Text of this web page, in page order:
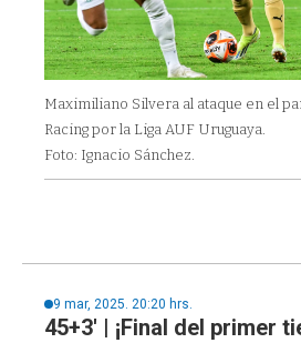
Maximiliano Silvera al ataque en el
Racing por la Liga AUF Uruguaya.
Foto: Ignacio Sánchez.
9 mar, 2025. 20:20 hrs.
45+3' | ¡Final del primer